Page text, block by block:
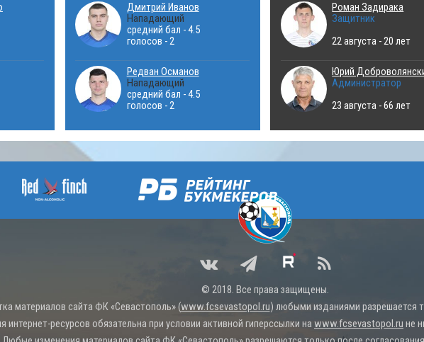
Дмитрий Иванов
Нападающий
средний бал - 4.5
голосов - 2
Редван Османов
Нападающий
средний бал - 4.5
голосов - 2
Роман Задирака
Защитник
22 августа - 20 лет
Юрий
Администратор
23 августа - 66 лет
© 2018. Все права защищены.
материалов сайта ФК «Севастополь» (www.fcsevastopol.ru) любыми изданиями разрешается
интернет-ресурсов обязательна при условии активной гиперссылки на www.fcsevastopol.ru не